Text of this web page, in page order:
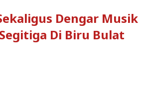
Dengar Musik
Di Biru Bulat